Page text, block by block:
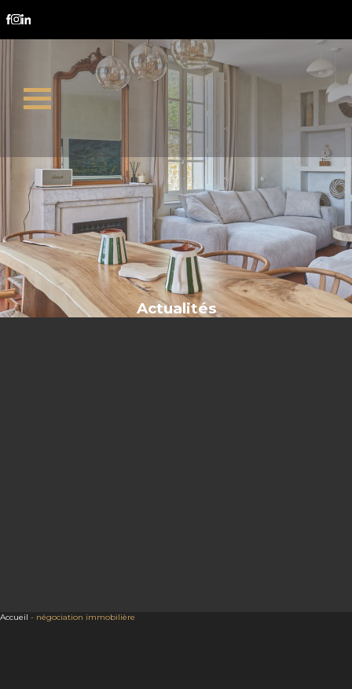
négociation immobilière
Actualités
Accueil - négociation immobilière